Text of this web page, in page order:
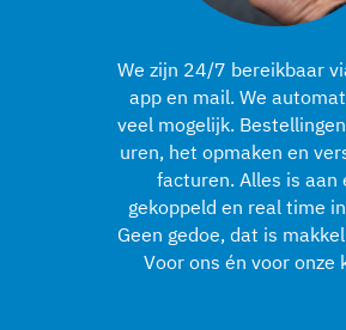
We zijn 24/7 bereikbaar
app en mail. We
veel mogelijk.
uren, het opmaken en
facturen. Alles is aan
gekoppeld en real time
Geen gedoe, dat is
Voor ons én voor onze